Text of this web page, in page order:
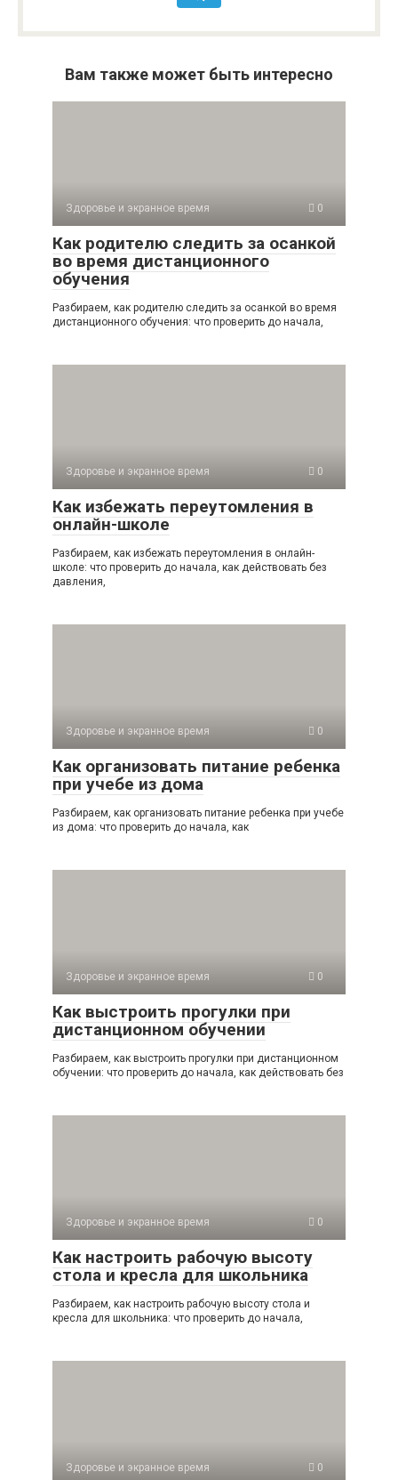
Вам также может быть интересно
Здоровье и экранное время 0
Как родителю следить за осанкой
во время дистанционного
обучения
Разбираем, как родителю следить за осанкой во время
дистанционного обучения: что проверить до начала,
Здоровье и экранное время 0
Как избежать переутомления в
онлайн-школе
Разбираем, как избежать переутомления в онлайн-
школе: что проверить до начала, как действовать без
давления,
Здоровье и экранное время 0
Как организовать питание ребенка
при учебе из дома
Разбираем, как организовать питание ребенка при учебе
из дома: что проверить до начала, как
Здоровье и экранное время 0
Как выстроить прогулки при
дистанционном обучении
Разбираем, как выстроить прогулки при дистанционном
обучении: что проверить до начала, как действовать без
Здоровье и экранное время 0
Как настроить рабочую высоту
стола и кресла для школьника
Разбираем, как настроить рабочую высоту стола и
кресла для школьника: что проверить до начала,
Здоровье и экранное время 0